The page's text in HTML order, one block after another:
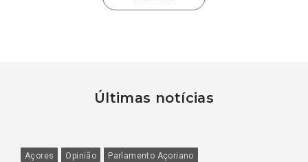
Últimas notícias
Açores Opinião Parlamento Açoriano